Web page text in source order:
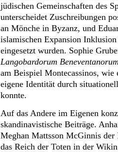
jüdischen Gemeinschaften des
unterscheidet Zuschreibungen
an Mönche in Byzanz, und
islamischen Expansion
eingesetzt wurden. Sophie
Langobardorum
am Beispiel Montecassinos,
eigene Identität durch
konnte.
Auf das Andere im Eigenen
skandinavistische Beiträge.
Meghan Mattsson McGinnis
das Reich der Toten in der